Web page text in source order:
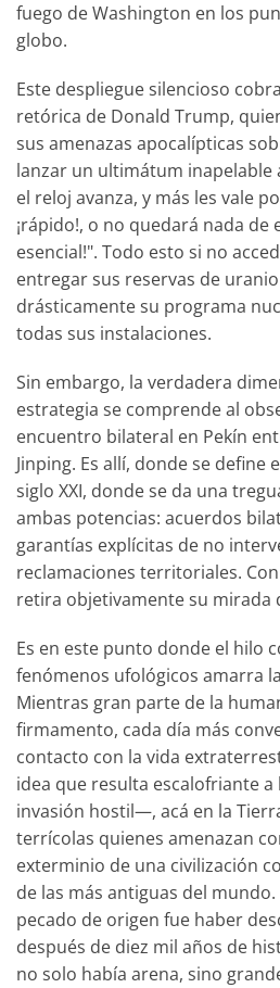
fuego de Washington en los
globo.
Este despliegue silencioso
retórica de Donald Trump,
sus amenazas apocalípticas
lanzar un ultimátum inapelable
el reloj avanza, y más les vale
¡rápido!, o no quedará nada de
esencial!". Todo esto si no
entregar sus reservas de
drásticamente su programa
todas sus instalaciones.
Sin embargo, la verdadera
estrategia se comprende al
encuentro bilateral en Pekín
Jinping. Es allí, donde se define
siglo XXI, donde se da una
ambas potencias: acuerdos
garantías explícitas de no
reclamaciones territoriales.
retira objetivamente su mirada
Es en este punto donde el hilo
fenómenos ufológicos amarra
Mientras gran parte de la
firmamento, cada día más
contacto con la vida
idea que resulta escalofriante
invasión hostil—, acá en la
terrícolas quienes amenazan
exterminio de una civilización
de las más antiguas del
pecado de origen fue haber
después de diez mil años de
no solo había arena, sino